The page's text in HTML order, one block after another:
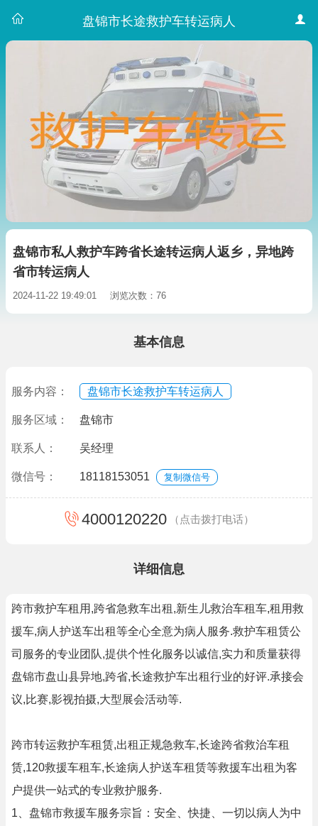
盘锦市长途救护车转运病人
盘锦市私人救护车跨省长途转运病人返乡，异地跨
省市转运病人
2024-11-22 19:49:01 浏览次数：76
基本信息
服务内容： 盘锦市长途救护车转运病人
服务区域： 盘锦市
联系人： 吴经理
微信号： 18118153051 复制微信号
4000120220 （点击拨打电话）
详细信息
跨市救护车租用,跨省急救车出租,新生儿救治车租车,租用救
援车,病人护送车出租等全心全意为病人服务.救护车租赁公
司服务的专业团队,提供个性化服务以诚信,实力和质量获得
盘锦市盘山县异地,跨省,长途救护车出租行业的好评.承接会
议,比赛,影视拍摄,大型展会活动等.
跨市转运救护车租赁,出租正规急救车,长途跨省救治车租
赁,120救援车租车,长途病人护送车租赁等救援车出租为客
户提供一站式的专业救护服务.
1、盘锦市救援车服务宗旨：安全、快捷、一切以病人为中